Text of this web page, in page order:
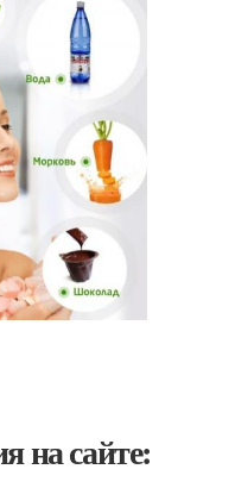
на сайте: